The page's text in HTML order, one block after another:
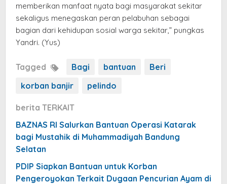
memberikan manfaat nyata bagi masyarakat sekitar
sekaligus menegaskan peran pelabuhan sebagai
bagian dari kehidupan sosial warga sekitar,” pungkas
Yandri. (Yus)
Tagged Bagi bantuan
Beri
korban banjir
pelindo
berita TERKAIT
BAZNAS RI Salurkan Bantuan Operasi Katarak
bagi Mustahik di Muhammadiyah Bandung
Selatan
PDIP Siapkan Bantuan untuk Korban
Pengeroyokan Terkait Dugaan Pencurian Ayam di